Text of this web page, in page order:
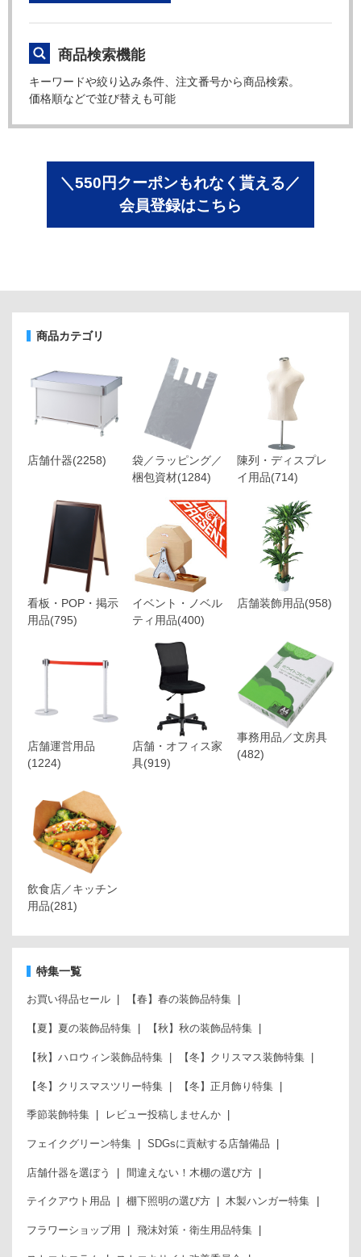
商品検索機能
キーワードや絞り込み条件、注文番号から商品検索。
価格順などで並び替えも可能
＼550円クーポンもれなく貰える／
会員登録はこちら
商品カテゴリ
店舗什器(2258)
袋／ラッピング／
梱包資材(1284)
陳列・ディスプレ
イ用品(714)
看板・POP・掲示
用品(795)
イベント・ノベル
ティ用品(400)
店舗装飾用品(958)
店舗運営用品
(1224)
店舗・オフィス家
具(919)
事務用品／文房具
(482)
飲食店／キッチン
用品(281)
特集一覧
お買い得品セール 【春】春の装飾品特集
【夏】夏の装飾品特集 【秋】秋の装飾品特集
【秋】ハロウィン装飾品特集 【冬】クリスマス装飾特集
【冬】クリスマスツリー特集 【冬】正月飾り特集
季節装飾特集 レビュー投稿しませんか
フェイクグリーン特集 SDGsに貢献する店舗備品
店舗什器を選ぼう 間違えない！木棚の選び方
テイクアウト用品 棚下照明の選び方 木製ハンガー特集
フラワーショップ用 飛沫対策・衛生用品特集